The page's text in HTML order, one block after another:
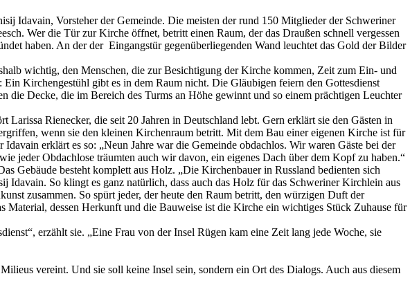
Idavain, Vorsteher der Gemeinde. Die meisten der rund 150 Mitglieder der Schweriner
Wer die Tür zur Kirche öffnet, betritt einen Raum, der das Draußen schnell vergessen
haben. An der der Eingangstür gegenüberliegenden Wand leuchtet das Gold der Bilder
wichtig, den Menschen, die zur Besichtigung der Kirche kommen, Zeit zum Ein- und
Kirchengestühl gibt es in dem Raum nicht. Die Gläubigen feiern den Gottesdienst
Decke, die im Bereich des Turms an Höhe gewinnt und so einem prächtigen Leuchter
Rienecker, die seit 20 Jahren in Deutschland lebt. Gern erklärt sie den Gästen in
wenn sie den kleinen Kirchenraum betritt. Mit dem Bau einer eigenen Kirche ist für
erklärt es so: „Neun Jahre war die Gemeinde obdachlos. Wir waren Gäste bei der
jeder Obdachlose träumten auch wir davon, ein eigenes Dach über dem Kopf zu haben.“
Gebäude besteht komplett aus Holz. „Die Kirchenbauer in Russland bedienten sich
Idavain. So klingt es ganz natürlich, dass auch das Holz für das Schweriner Kirchlein aus
zusammen. So spürt jeder, der heute den Raum betritt, den würzigen Duft der
Material, dessen Herkunft und die Bauweise ist die Kirche ein wichtiges Stück Zuhause für
erzählt sie. „Eine Frau von der Insel Rügen kam eine Zeit lang jede Woche, sie
vereint. Und sie soll keine Insel sein, sondern ein Ort des Dialogs. Auch aus diesem